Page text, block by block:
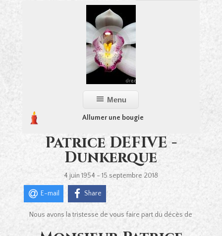
Menu
Allumer une bougie
Patrice DEFIVE -
Dunkerque
4 juin 1954 - 15 septembre 2018
E-mail Share
Nous avons la tristesse de vous faire part du décès de